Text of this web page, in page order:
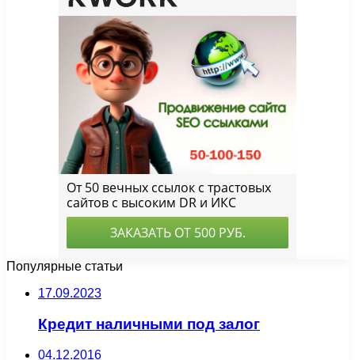
Популярные статьи
17.09.2023
Кредит наличными под залог
04.12.2016